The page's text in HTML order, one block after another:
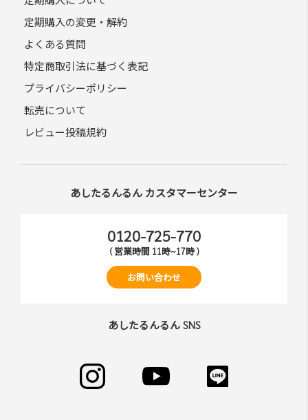
定期購入の変更・解約
よくある質問
特定商取引法に基づく表記
プライバシーポリシー
転売について
レビュー投稿規約
あしたるんるん カスタマーセンター
0120-725-770
( 営業時間 11時~17時 )
お問い合わせ
あしたるんるん SNS